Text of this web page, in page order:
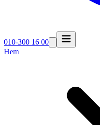
010-300 16 00
Hem